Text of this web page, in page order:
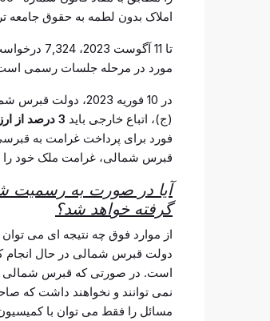
املاک بدون لطمه به حقوق
مورد در مرحله جلسات رسمی است. کمیسیون به
(ج)، اتباع خارجی باید 3 درصد از ارزش ملک خریداری شده
فورد برای پرداخت غرامت به
قبرس شمالی، غرامت ملک خود
آیا در صورت به رسمیت
گرفته خواهد شد؟
از موارد فوق چه نتیجه ای می
دولت قبرس شمالی در حال انجام
است. در صورتی که قبرس شمالی
نمی توانند و نخواهند داشت که
مسائل را فقط می توان با